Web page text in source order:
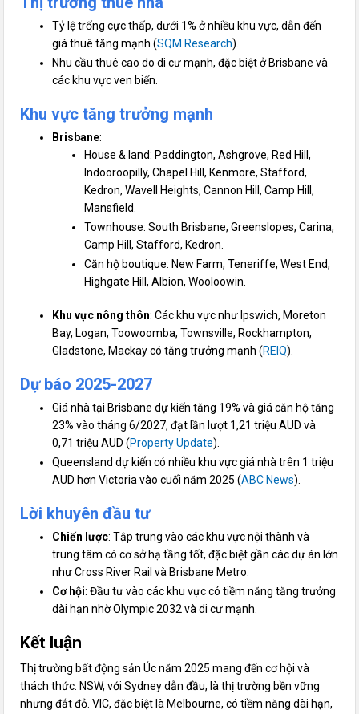
Tỷ lệ trống cực thấp, dưới 1% ở nhiều khu vực, dẫn đến
giá thuê tăng mạnh (SQM Research).
Nhu cầu thuê cao do di cư mạnh, đặc biệt ở Brisbane và
các khu vực ven biển.
Khu vực tăng trưởng mạnh
Brisbane:
House & land: Paddington, Ashgrove, Red Hill,
Indooroopilly, Chapel Hill, Kenmore, Stafford,
Kedron, Wavell Heights, Cannon Hill, Camp Hill,
Mansfield.
Townhouse: South Brisbane, Greenslopes, Carina,
Camp Hill, Stafford, Kedron.
Căn hộ boutique: New Farm, Teneriffe, West End,
Highgate Hill, Albion, Wooloowin.
Khu vực nông thôn: Các khu vực như Ipswich, Moreton
Bay, Logan, Toowoomba, Townsville, Rockhampton,
Gladstone, Mackay có tăng trưởng mạnh (REIQ).
Dự báo 2025-2027
Giá nhà tại Brisbane dự kiến tăng 19% và giá căn hộ tăng
23% vào tháng 6/2027, đạt lần lượt 1,21 triệu AUD và
0,71 triệu AUD (Property Update).
Queensland dự kiến có nhiều khu vực giá nhà trên 1 triệu
AUD hơn Victoria vào cuối năm 2025 (ABC News).
Lời khuyên đầu tư
Chiến lược: Tập trung vào các khu vực nội thành và
trung tâm có cơ sở hạ tầng tốt, đặc biệt gần các dự án lớn
như Cross River Rail và Brisbane Metro.
Cơ hội: Đầu tư vào các khu vực có tiềm năng tăng trưởng
dài hạn nhờ Olympic 2032 và di cư mạnh.
Kết luận
Thị trường bất động sản Úc năm 2025 mang đến cơ hội và
thách thức. NSW, với Sydney dẫn đầu, là thị trường bền vững
nhưng đắt đỏ. VIC, đặc biệt là Melbourne, có tiềm năng dài hạn,